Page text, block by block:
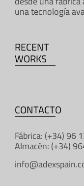
una tecnología
RECENT
WORKS
CONTACTO
Fábrica: (+34) 96
Almacén: (+34)